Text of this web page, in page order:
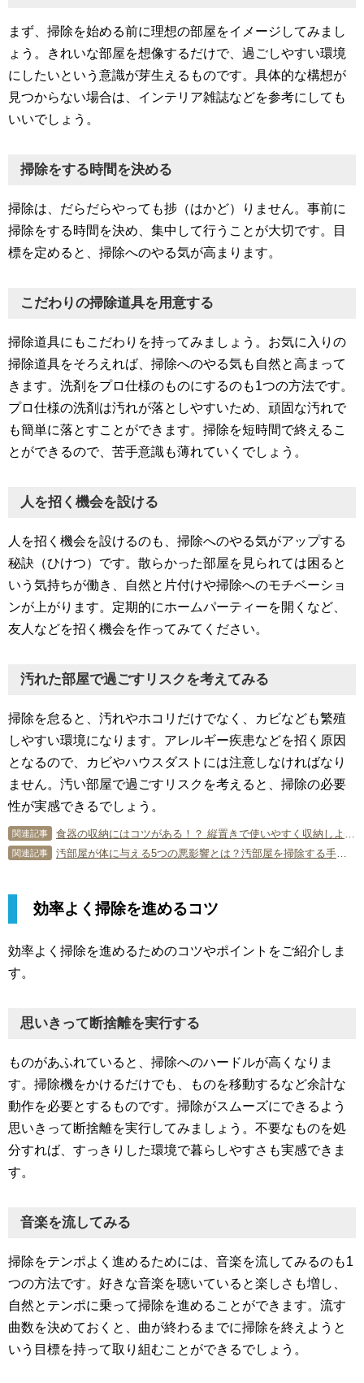
まず、掃除を始める前に理想の部屋をイメージしてみまし
ょう。きれいな部屋を想像するだけで、過ごしやすい環境
にしたいという意識が芽生えるものです。具体的な構想が
見つからない場合は、インテリア雑誌などを参考にしても
いいでしょう。
掃除をする時間を決める
掃除は、だらだらやっても捗（はかど）りません。事前に
掃除をする時間を決め、集中して行うことが大切です。目
標を定めると、掃除へのやる気が高まります。
こだわりの掃除道具を用意する
掃除道具にもこだわりを持ってみましょう。お気に入りの
掃除道具をそろえれば、掃除へのやる気も自然と高まって
きます。洗剤をプロ仕様のものにするのも1つの方法です。
プロ仕様の洗剤は汚れが落としやすいため、頑固な汚れで
も簡単に落とすことができます。掃除を短時間で終えるこ
とができるので、苦手意識も薄れていくでしょう。
人を招く機会を設ける
人を招く機会を設けるのも、掃除へのやる気がアップする
秘訣（ひけつ）です。散らかった部屋を見られては困ると
いう気持ちが働き、自然と片付けや掃除へのモチベーショ
ンが上がります。定期的にホームパーティーを開くなど、
友人などを招く機会を作ってみてください。
汚れた部屋で過ごすリスクを考えてみる
掃除を怠ると、汚れやホコリだけでなく、カビなども繁殖
しやすい環境になります。アレルギー疾患などを招く原因
となるので、カビやハウスダストには注意しなければなり
ません。汚い部屋で過ごすリスクを考えると、掃除の必要
性が実感できるでしょう。
関連記事
関連記事
効率よく掃除を進めるコツ
効率よく掃除を進めるためのコツやポイントをご紹介しま
す。
思いきって断捨離を実行する
ものがあふれていると、掃除へのハードルが高くなりま
す。掃除機をかけるだけでも、ものを移動するなど余計な
動作を必要とするものです。掃除がスムーズにできるよう
思いきって断捨離を実行してみましょう。不要なものを処
分すれば、すっきりした環境で暮らしやすさも実感できま
す。
音楽を流してみる
掃除をテンポよく進めるためには、音楽を流してみるのも1
つの方法です。好きな音楽を聴いていると楽しさも増し、
自然とテンポに乗って掃除を進めることができます。流す
曲数を決めておくと、曲が終わるまでに掃除を終えようと
いう目標を持って取り組むことができるでしょう。